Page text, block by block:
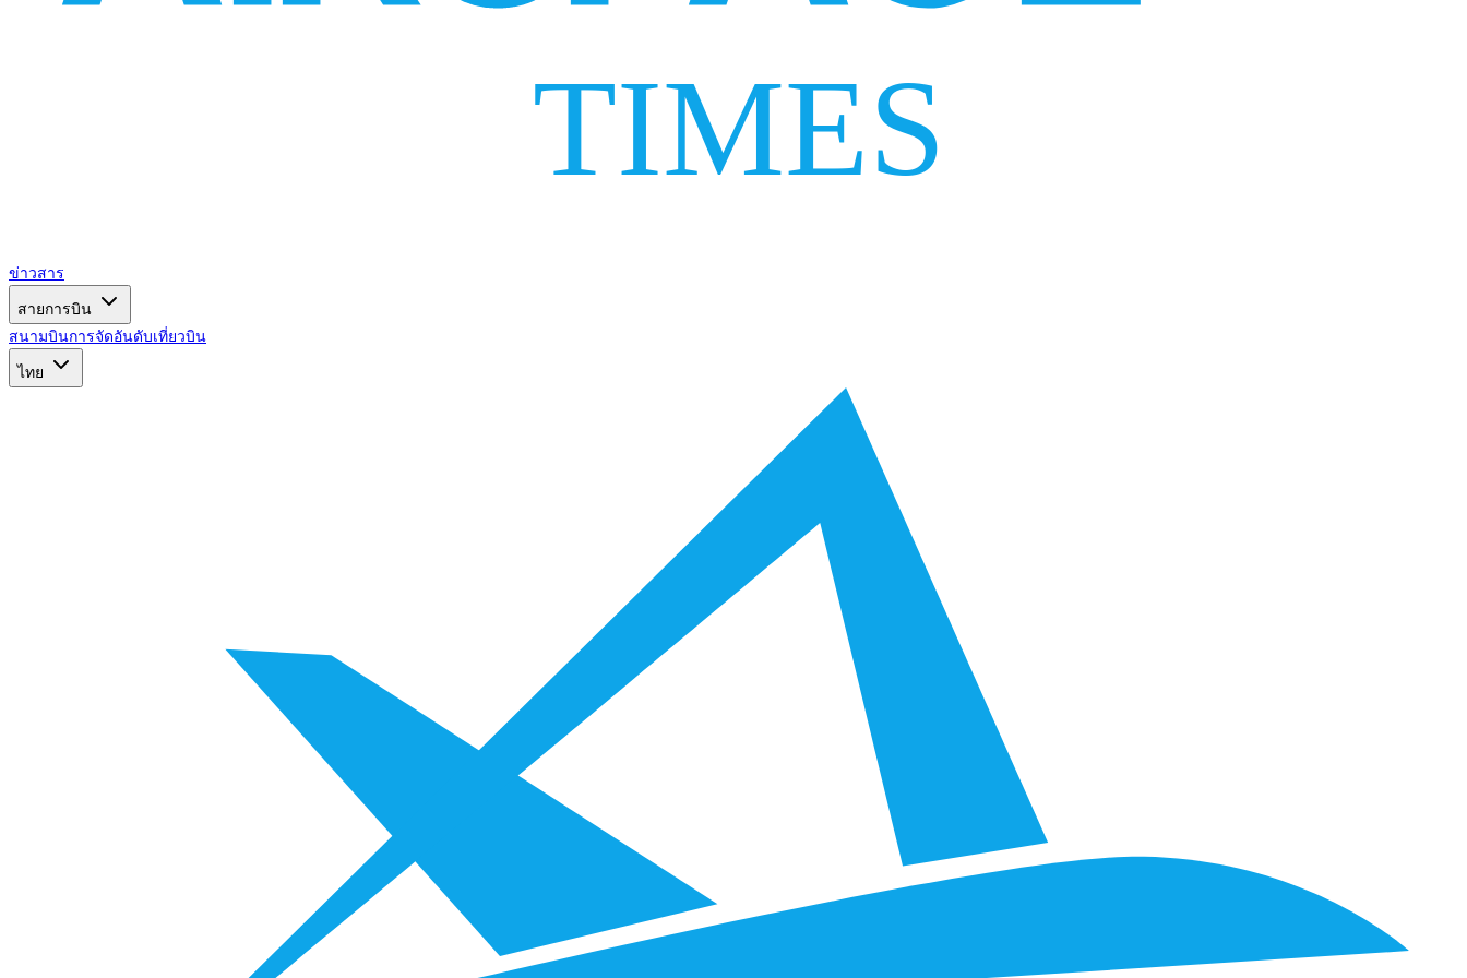
TIMES
ข่าวสาร
สายการบิน
สนามบินการจัดอันดับเที่ยวบิน
ไทย